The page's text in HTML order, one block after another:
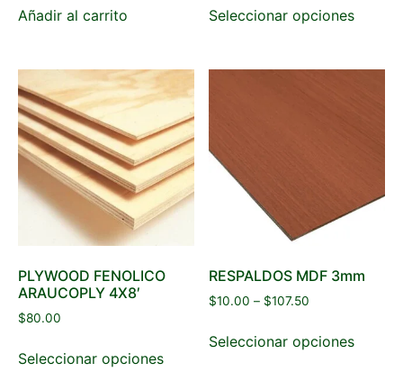
Añadir al carrito Seleccionar opciones
PLYWOOD FENOLICO
ARAUCOPLY 4X8′
$80.00
Seleccionar opciones
RESPALDOS MDF 3mm
$10.00 – $107.50
Seleccionar opciones